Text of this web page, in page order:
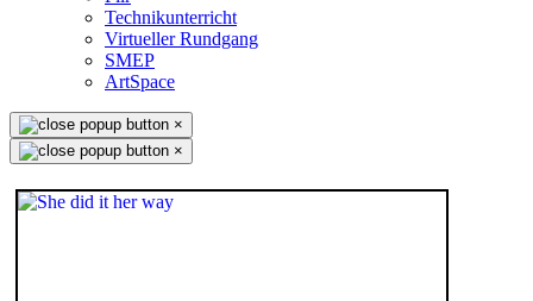
Technikunterricht
Virtueller Rundgang
SMEP
ArtSpace
×
×